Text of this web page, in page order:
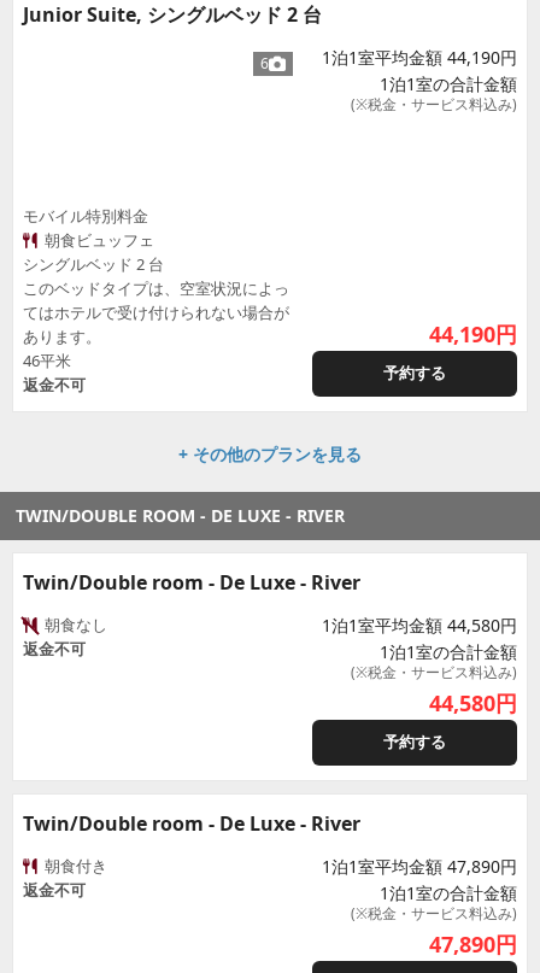
Junior Suite, シングルベッド 2 台
6
モバイル特別料金
朝食ビュッフェ
シングルベッド 2 台
このベッドタイプは、空室状況によっ
てはホテルで受け付けられない場合が
あります。
46平米
返金不可
1泊1室平均金額 44,190円
1泊1室の合計金額
(※税金・サービス料込み)
44,190円
予約する
+ その他のプランを見る
TWIN/DOUBLE ROOM - DE LUXE - RIVER
Twin/Double room - De Luxe - River
朝食なし
返金不可
1泊1室平均金額 44,580円
1泊1室の合計金額
(※税金・サービス料込み)
44,580円
予約する
Twin/Double room - De Luxe - River
朝食付き
返金不可
1泊1室平均金額 47,890円
1泊1室の合計金額
(※税金・サービス料込み)
47,890円